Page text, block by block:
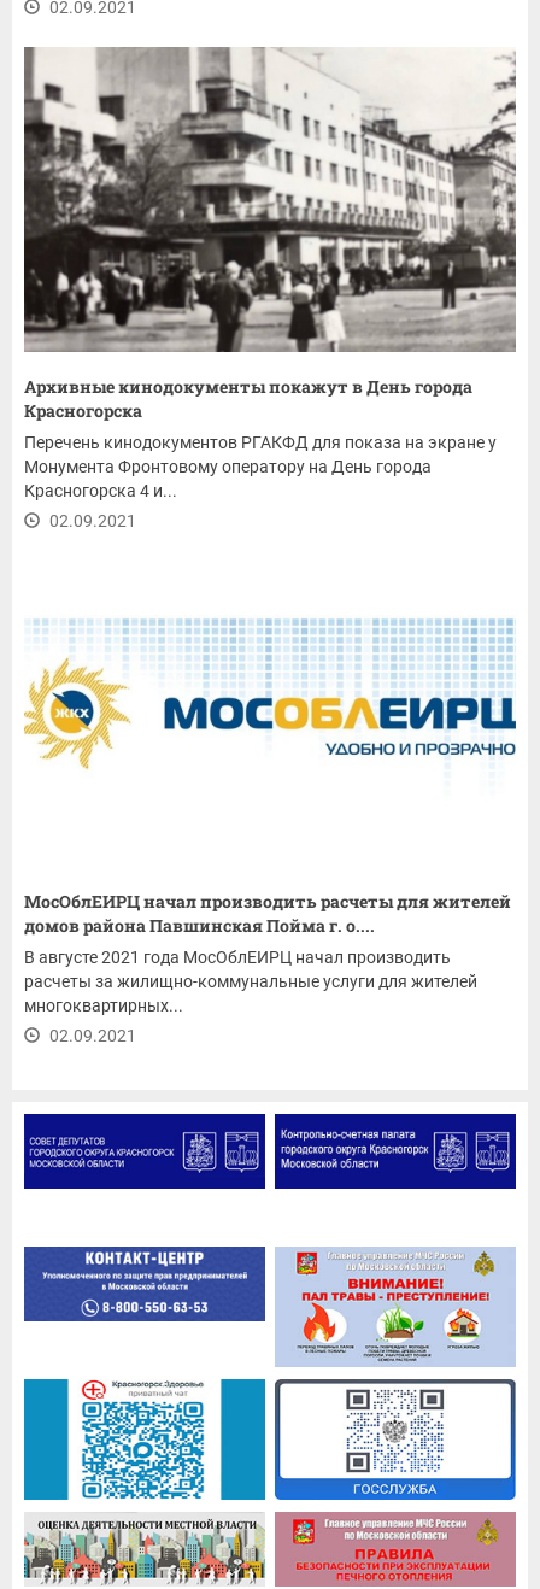
02.09.2021
Архивные кинодокументы покажут в День города
Красногорска
Перечень кинодокументов РГАКФД для показа на экране у
Монумента Фронтовому оператору на День города
Красногорска 4 и...
02.09.2021
МосОблЕИРЦ начал производить расчеты для жителей
домов района Павшинская Пойма г. о....
В августе 2021 года МосОблЕИРЦ начал производить
расчеты за жилищно-коммунальные услуги для жителей
многоквартирных...
02.09.2021